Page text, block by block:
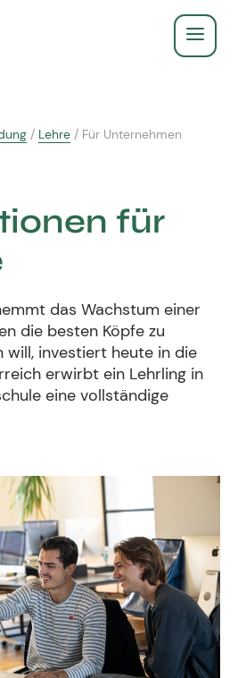
für euch
Hier finden Sie
passenden Profi!
/ Lehre / Für Unternehmen
für
das Wachstum einer
die besten Köpfe zu
will, investiert heute in die
erwirbt ein Lehrling in
eine vollständige